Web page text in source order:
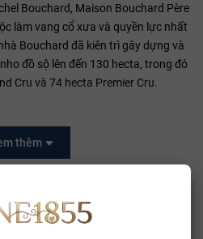
Bouchard, Maison Bouchard Père
làm vang cổ xưa và quyền lực nhất
Bouchard đã kiên trì gây dựng và
đồ sộ lên đến 130 hecta, trong đó
Cru và 74 hecta Premier Cru.
mang nhãn hiệu Bouchard không chỉ
định về truyền thống, sự tôn trọng
Premier Cru Les Suchots chính là
sự cầu kỳ và chuẩn mực đó.
thêm